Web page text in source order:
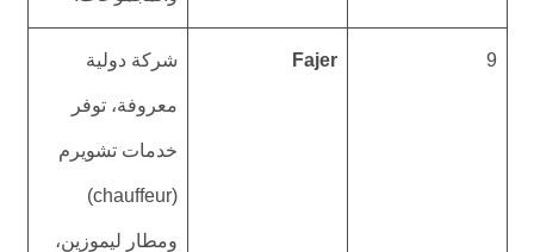
9
Fajer شركة دولية
معروفة، توفر
خدمات تشويرم
(chauffeur)
ومطار ليموزين،